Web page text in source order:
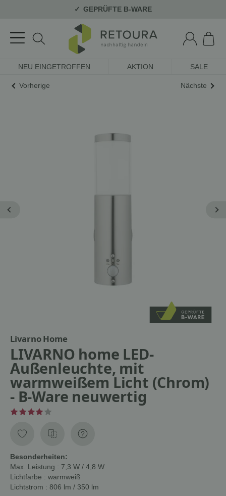
GEPRÜFTE B-WARE
NEU EINGETROFFEN AKTION SALE
Vorherige Nächste
Livarno Home
LIVARNO home LED-
Außenleuchte, mit
warmweißem Licht (Chrom)
- B-Ware neuwertig
Besonderheiten:
Max. Leistung : 7,3 W / 4,8 W
Lichtfarbe : warmweiß
Lichtstrom : 806 lm / 350 lm